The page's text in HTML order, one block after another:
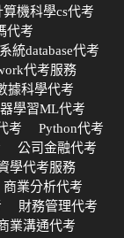
算機科學cs代考
代考
統database代考
代考服務
據科學代考
學習ML代考
考
Python代考
公司金融代考
學代考服務
商業分析代考
財務管理代考
業溝通代考